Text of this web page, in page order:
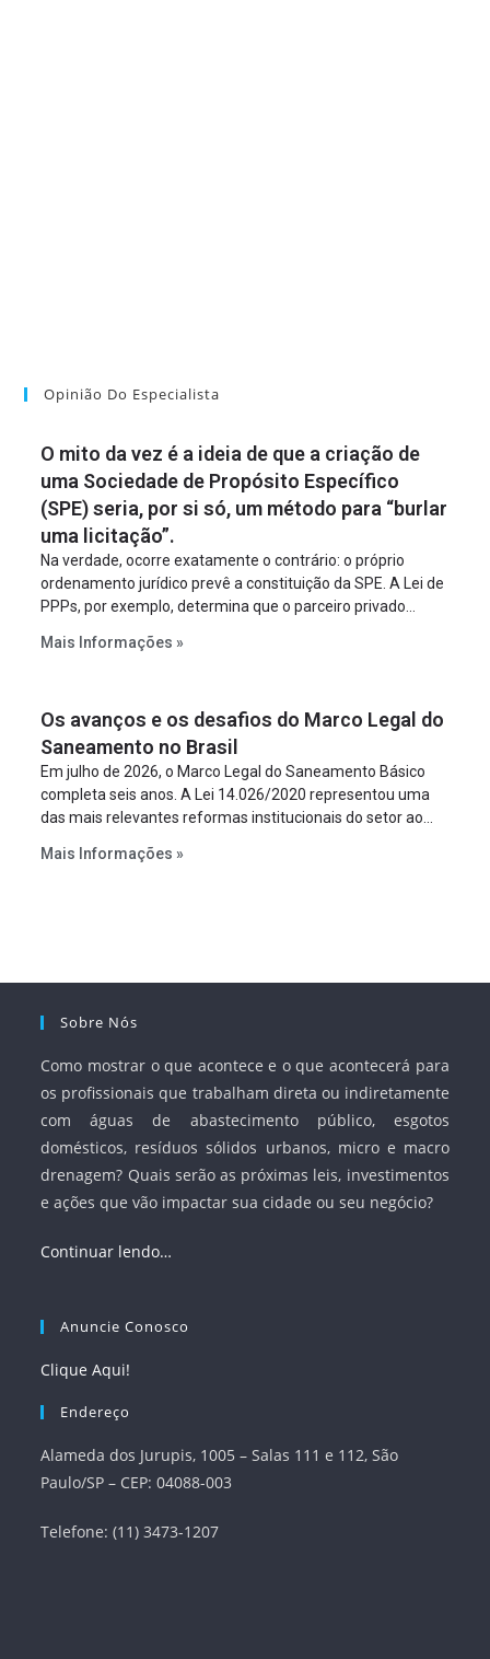
Opinião Do Especialista
O mito da vez é a ideia de que a criação de
uma Sociedade de Propósito Específico
(SPE) seria, por si só, um método para “burlar
uma licitação”.
Na verdade, ocorre exatamente o contrário: o próprio
ordenamento jurídico prevê a constituição da SPE. A Lei de
PPPs, por exemplo, determina que o parceiro privado
empreendimento. Ou seja, a suposta “fraude à licitação” é
projeto a projeto.
Mais Informações »
Os avanços e os desafios do Marco Legal do
Saneamento no Brasil
Em julho de 2026, o Marco Legal do Saneamento Básico
completa seis anos. A Lei 14.026/2020 representou uma
das mais relevantes reformas institucionais do setor ao
serviços, ampliar a participação da iniciativa privada,
Mais Informações »
Sobre Nós
Como mostrar o que acontece e o que acontecerá para
os profissionais que trabalham direta ou indiretamente
com águas de abastecimento público, esgotos
domésticos, resíduos sólidos urbanos, micro e macro
drenagem? Quais serão as próximas leis, investimentos
e ações que vão impactar sua cidade ou seu negócio?
Continuar lendo…
Anuncie Conosco
Clique Aqui!
Endereço
Alameda dos Jurupis, 1005 – Salas 111 e 112, São
Paulo/SP – CEP: 04088-003
Telefone: (11) 3473-1207